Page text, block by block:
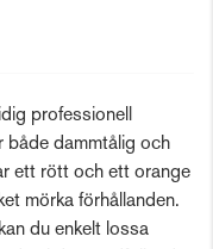
professionell
både dammtålig och
ett rött och ett orange
mörka förhållanden.
du enkelt lossa